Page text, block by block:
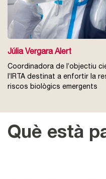
Júlia Vergara Alert
Coordinadora de l’objectiu
l’IRTA destinat a enfortir la
riscos biològics emergents
Què està